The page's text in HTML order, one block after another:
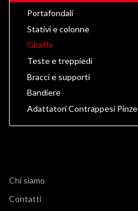
Portafondali
Stativi e colonne
Giraffe
Teste e treppiedi
Bracci e supporti
Bandiere
Adattatori Contrappesi Pinze
Chi siamo
Contatti